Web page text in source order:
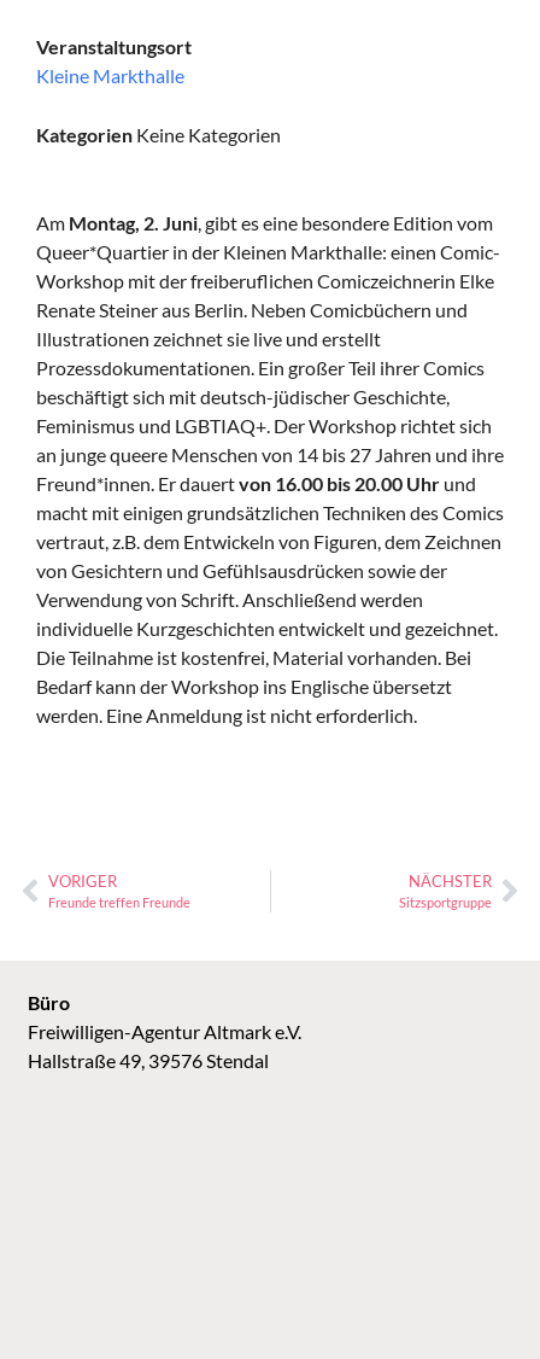
Veranstaltungsort
Kleine Markthalle
Kategorien Keine Kategorien
Am Montag, 2. Juni , gibt es eine besondere Edition vom
Queer*Quartier in der Kleinen Markthalle: einen Comic-
Workshop mit der freiberuflichen Comiczeichnerin Elke
Renate Steiner aus Berlin. Neben Comicbüchern und
Illustrationen zeichnet sie live und erstellt
Prozessdokumentationen. Ein großer Teil ihrer Comics
beschäftigt sich mit deutsch-jüdischer Geschichte,
Feminismus und LGBTIAQ+. Der Workshop richtet sich
an junge queere Menschen von 14 bis 27 Jahren und ihre
Freund*innen. Er dauertvon 16.00 bis 20.00 Uhr und
macht mit einigen grundsätzlichen Techniken des Comics
vertraut, z.B. dem Entwickeln von Figuren, dem Zeichnen
von Gesichtern und Gefühlsausdrücken sowie der
Verwendung von Schrift. Anschließend werden
individuelle Kurzgeschichten entwickelt und gezeichnet.
Die Teilnahme ist kostenfrei, Material vorhanden. Bei
Bedarf kann der Workshop ins Englische übersetzt
werden. Eine Anmeldung ist nicht erforderlich.
VORIGER
Freunde treffen Freunde
NÄCHSTER
Sitzsportgruppe
Büro
Freiwilligen-Agentur Altmark e.V.
Hallstraße 49, 39576 Stendal